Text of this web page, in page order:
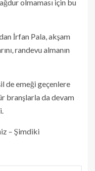
olmaması için bu
İrfan Pala, akşam
randevu almanın
de emeği geçenlere
branşlarla da devam
– Şimdiki